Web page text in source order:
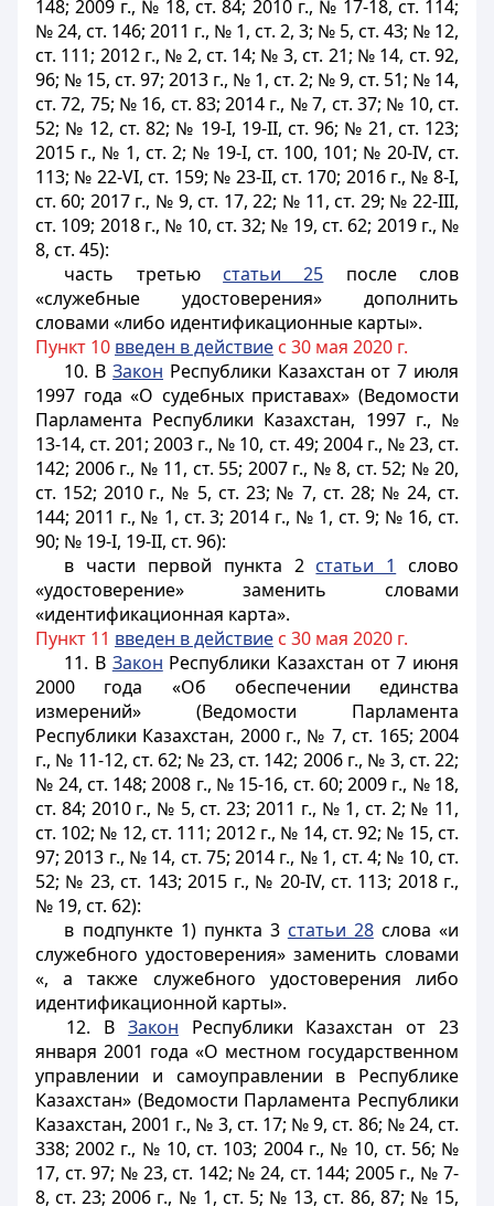
148; 2009 г., № 18, ст. 84; 2010 г., № 17-18, ст. 114;
№ 24, ст. 146; 2011 г., № 1, ст. 2, 3; № 5, ст. 43; № 12,
ст. 111; 2012 г., № 2, ст. 14; № 3, ст. 21; № 14, ст. 92,
96; № 15, ст. 97; 2013 г., № 1, ст. 2; № 9, ст. 51; № 14,
ст. 72, 75; № 16, ст. 83; 2014 г., № 7, ст. 37; № 10, ст.
52; № 12, ст. 82; № 19-I, 19-II, ст. 96; № 21, ст. 123;
2015 г., № 1, ст. 2; № 19-I, ст. 100, 101; № 20-IV, ст.
113; № 22-VI, ст. 159; № 23-II, ст. 170; 2016 г., № 8-I,
ст. 60; 2017 г., № 9, ст. 17, 22; № 11, ст. 29; № 22-III,
ст. 109; 2018 г., № 10, ст. 32; № 19, ст. 62; 2019 г., №
8, ст. 45):
часть третью статьи 25 после слов
«служебные удостоверения» дополнить
словами «либо идентификационные карты».
Пункт 10 введен в действие с 30 мая 2020 г.
10. ВЗакон Республики Казахстан от 7 июля
1997 года «О судебных приставах» (Ведомости
Парламента Республики Казахстан, 1997 г., №
13-14, ст. 201; 2003 г., № 10, ст. 49; 2004 г., № 23, ст.
142; 2006 г., № 11, ст. 55; 2007 г., № 8, ст. 52; № 20,
ст. 152; 2010 г., № 5, ст. 23; № 7, ст. 28; № 24, ст.
144; 2011 г., № 1, ст. 3; 2014 г., № 1, ст. 9; № 16, ст.
90; № 19-I, 19-II, ст. 96):
в части первой пункта 2 статьи 1
слово
«удостоверение» заменить словами
«идентификационная карта».
Пункт 11 введен в действие с 30 мая 2020 г.
11. В Закон Республики Казахстан от 7 июня
2000 года «Об обеспечении единства
измерений» (Ведомости Парламента
Республики Казахстан, 2000 г., № 7, ст. 165; 2004
г., № 11-12, ст. 62; № 23, ст. 142; 2006 г., № 3, ст. 22;
№ 24, ст. 148; 2008 г., № 15-16, ст. 60; 2009 г., № 18,
ст. 84; 2010 г., № 5, ст. 23; 2011 г., № 1, ст. 2; № 11,
ст. 102; № 12, ст. 111; 2012 г., № 14, ст. 92; № 15, ст.
97; 2013 г., № 14, ст. 75; 2014 г., № 1, ст. 4; № 10, ст.
52; № 23, ст. 143; 2015 г., № 20-IV, ст. 113; 2018 г.,
№ 19, ст. 62):
в подпункте 1) пункта 3 статьи 28слова «и
служебного удостоверения» заменить словами
«, а также служебного удостоверения либо
идентификационной карты».
12. В Закон Республики Казахстан от 23
января 2001 года «О местном государственном
управлении и самоуправлении в Республике
Казахстан» (Ведомости Парламента Республики
Казахстан, 2001 г., № 3, ст. 17; № 9, ст. 86; № 24, ст.
338; 2002 г., № 10, ст. 103; 2004 г., № 10, ст. 56; №
17, ст. 97; № 23, ст. 142; № 24, ст. 144; 2005 г., № 7-
8, ст. 23; 2006 г., № 1, ст. 5; № 13, ст. 86, 87; № 15,